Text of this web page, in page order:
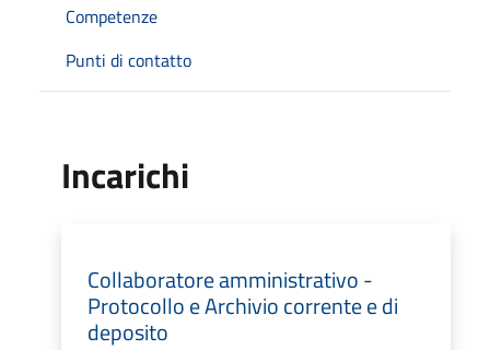
Competenze
Punti di contatto
Incarichi
Collaboratore amministrativo -
Protocollo e Archivio corrente e di
deposito